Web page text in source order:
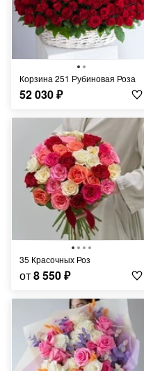
Корзина 251 Рубиновая Роза
52 030₽
35 Красочных Роз
от8 550₽